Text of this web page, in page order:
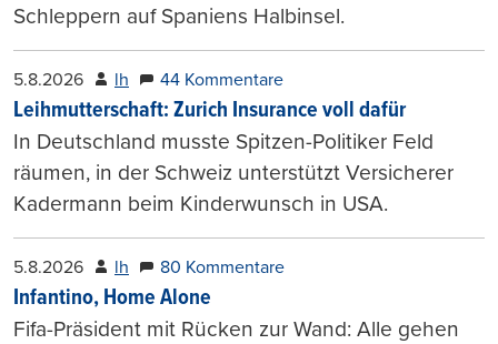
Schleppern auf Spaniens Halbinsel.
5.8.2026 lh 44 Kommentare
Leihmutterschaft: Zurich Insurance voll dafür
In Deutschland musste Spitzen-Politiker Feld
räumen, in der Schweiz unterstützt Versicherer
Kadermann beim Kinderwunsch in USA.
5.8.2026 lh 80 Kommentare
Infantino, Home Alone
Fifa-Präsident mit Rücken zur Wand: Alle gehen